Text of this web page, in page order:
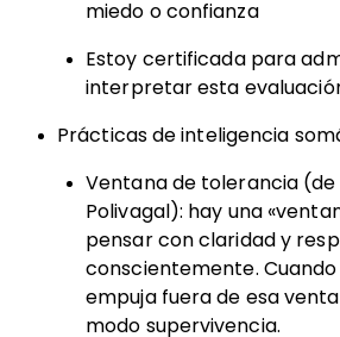
miedo o confianza
Estoy certificada para
interpretar esta
Prácticas de inteligencia
Ventana de tolerancia (de
Polivagal): hay una
pensar con claridad y
conscientemente.
empuja fuera de esa
modo supervivencia.